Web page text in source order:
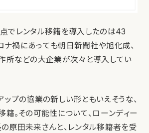
でレンタル移籍を導入したのは43
ナ禍にあっても朝日新聞社や旭化成、
所などの大企業が次々と導入してい
ップの協業の新しい形ともいえそうな、
籍。その可能性について、ローンディー
原田未来さんと、レンタル移籍者を受